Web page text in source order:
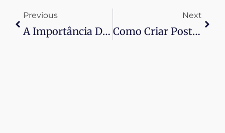
Previous
A Importância Do Slogan Na Identidade Da Sua Marca
Next
Como Criar Posts Para Redes Sociais Que Engajam Seu Público